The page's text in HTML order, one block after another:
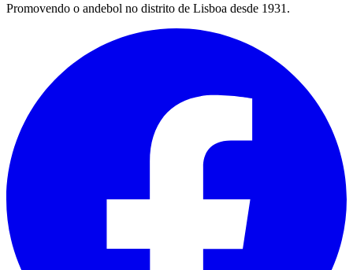
Promovendo o andebol no distrito de Lisboa desde 1931.